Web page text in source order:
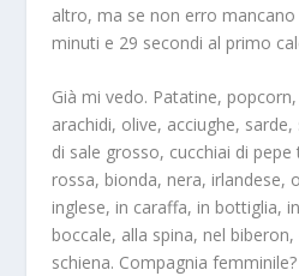
altro, ma se non erro
minuti e 29 secondi al primo
Già mi vedo. Patatine,
arachidi, olive, acciughe,
di sale grosso, cucchiai di
rossa, bionda, nera, irlandese,
inglese, in caraffa, in bottiglia,
boccale, alla spina, nel
schiena. Compagnia femminile?